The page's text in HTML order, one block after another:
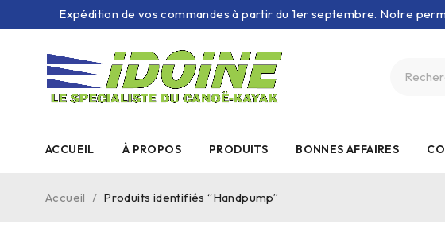
Expédition de vos commandes à partir du 1er septembre. Notre
ACCUEIL À PROPOS PRODUITS BONNES AFFAIRES
Accueil / Produits identifiés “Handpump”